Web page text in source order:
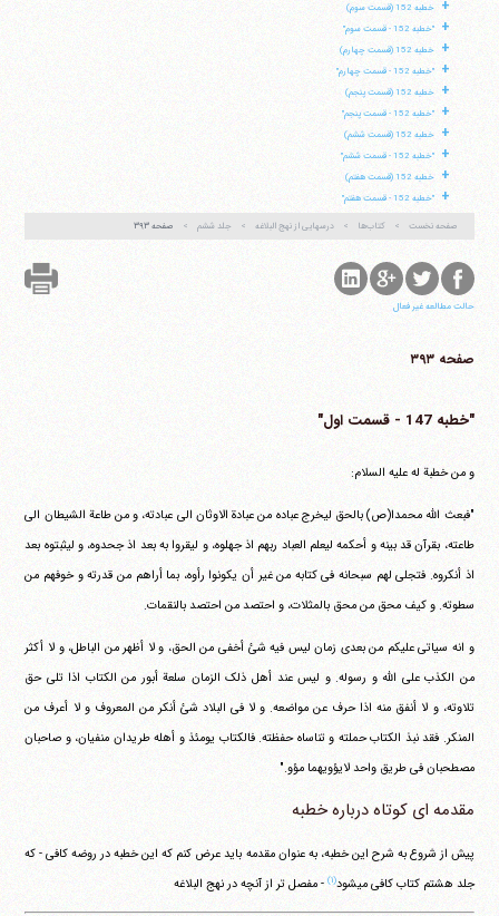
+ خطبه 152 (قسمت سوم)
+ "خطبه 152 - قسمت سوم"
+ خطبه 152 (قسمت چهارم)
+ "خطبه 152 - قسمت چهارم"
+ خطبه 152 (قسمت پنجم)
+ "خطبه 152 - قسمت پنجم"
+ خطبه 152 (قسمت ششم)
+ "خطبه 152 - قسمت ششم"
+ خطبه 152 (قسمت هفتم)
+ "خطبه 152 - قسمت هفتم"
صفحه نخست کتاب‌ها درسهایی از نهج البلاغه جلد ششم صفحه ۳۹۳
حالت مطالعه غیر فعال
صفحه ۳۹۳
"خطبه 147 - قسمت اول"
و من خطبة له علیه السلام:
"فبعث الله محمدا(ص) بالحق لیخرج عباده من عبادة الاوثان الی عبادته، و من طاعة الشیطان الی
طاعته، بقرآن قد بینه و أحکمه لیعلم العباد ربهم اذ جهلوه، و لیقروا به بعد اذ جحدوه، و لیثبتوه بعد
اذ أنکروه. فتجلی لهم سبحانه فی کتابه من غیر أن یکونوا رأوه، بما أراهم من قدرته و خوفهم من
سطوته. و کیف محق من محق بالمثلات، و احتصد من احتصد بالنقمات.
و انه سیاتی علیکم من بعدی زمان لیس فیه شئ أخفی من الحق، و لا أظهر من الباطل، و لا أکثر
من الکذب علی الله و رسوله. و لیس عند أهل ذلک الزمان سلعة أبور من الکتاب اذا تلی حق
تلاوته، و لا أنفق منه اذا حرف عن مواضعه. و لا فی البلاد شئ أنکر من المعروف و لا أعرف من
المنکر. فقد نبذ الکتاب حملته و تناساه حفظته. فالکتاب یومئذ و أهله طریدان منفیان، و صاحبان
مصطحبان فی طریق واحد لایؤویهما مؤو."
مقدمه ای کوتاه درباره خطبه
پیش از شروع به شرح این خطبه، به عنوان مقدمه باید عرض کنم که این خطبه در روضه کافی - که
جلد هشتم کتاب کافی می‎شود
(۱) - مفصل تر از آنچه در نهج البلاغه